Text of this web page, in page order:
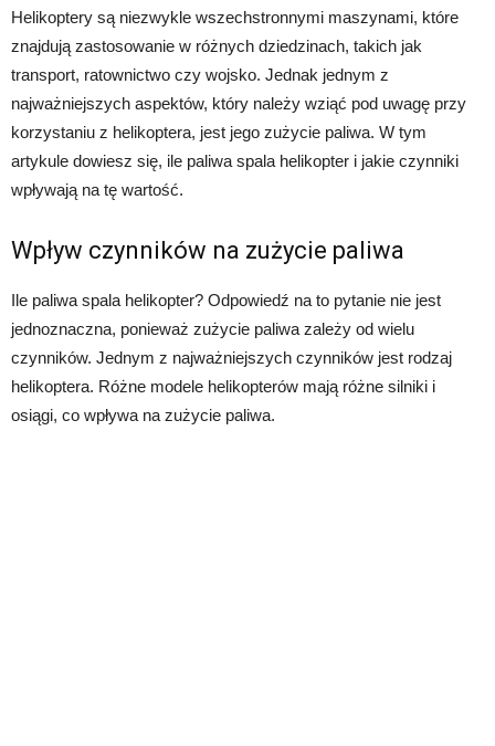
Helikoptery są niezwykle wszechstronnymi maszynami, które
znajdują zastosowanie w różnych dziedzinach, takich jak
transport, ratownictwo czy wojsko. Jednak jednym z
najważniejszych aspektów, który należy wziąć pod uwagę przy
korzystaniu z helikoptera, jest jego zużycie paliwa. W tym
artykule dowiesz się, ile paliwa spala helikopter i jakie czynniki
wpływają na tę wartość.
Wpływ czynników na zużycie paliwa
Ile paliwa spala helikopter? Odpowiedź na to pytanie nie jest
jednoznaczna, ponieważ zużycie paliwa zależy od wielu
czynników. Jednym z najważniejszych czynników jest rodzaj
helikoptera. Różne modele helikopterów mają różne silniki i
osiągi, co wpływa na zużycie paliwa.